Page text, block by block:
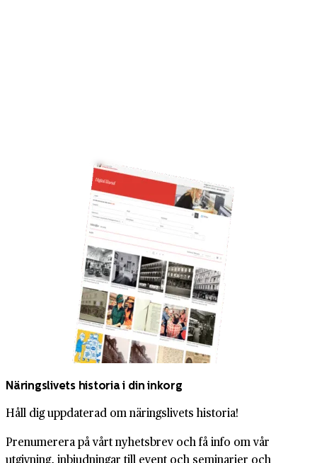
Näringslivets historia i din inkorg
Håll dig uppdaterad om näringslivets historia!
Prenumerera på vårt nyhetsbrev och få info om vår
utgivning, inbjudningar till event och seminarier och